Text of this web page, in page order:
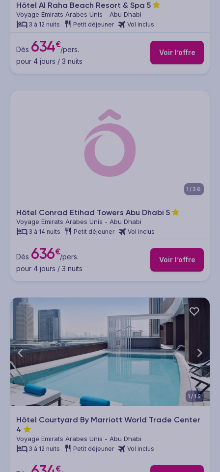
Hôtel Al Raha Beach Resort & Spa 5
Voyage Emirats Arabes Unis - Abu Dhabi
3 à 12 nuits Petit déjeuner Vol inclus
Dès 634€/pers.
pour 4 jours / 3 nuits
Voir l’offre
1/36
Hôtel Conrad Etihad Towers Abu Dhabi 5
Voyage Emirats Arabes Unis - Abu Dhabi
3 à 14 nuits Petit déjeuner Vol inclus
Dès 636€/pers.
pour 4 jours / 3 nuits
Voir l’offre
1/15
Hôtel Courtyard By Marriott World Trade Center
4
Voyage Emirats Arabes Unis - Abu Dhabi
3 à 12 nuits Petit déjeuner Vol inclus
€